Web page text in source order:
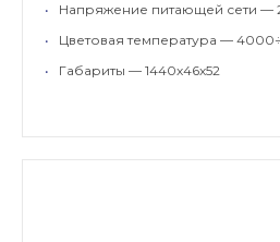
•
Напряжение питающей сети —
•
Цветовая температура —
•
Габариты — 1440х46х52